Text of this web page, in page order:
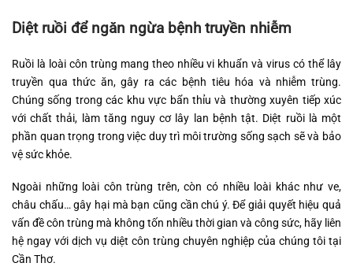
Diệt ruồi để ngăn ngừa bệnh truyền nhiễm
Ruồi là loài côn trùng mang theo nhiều vi khuẩn và virus có thể lây
truyền qua thức ăn, gây ra các bệnh tiêu hóa và nhiễm trùng.
Chúng sống trong các khu vực bẩn thỉu và thường xuyên tiếp xúc
với chất thải, làm tăng nguy cơ lây lan bệnh tật. Diệt ruồi là một
phần quan trọng trong việc duy trì môi trường sống sạch sẽ và bảo
vệ sức khỏe.
Ngoài những loài côn trùng trên, còn có nhiều loài khác như ve,
châu chấu… gây hại mà bạn cũng cần chú ý. Để giải quyết hiệu quả
vấn đề côn trùng mà không tốn nhiều thời gian và công sức, hãy liên
hệ ngay với dịch vụ diệt côn trùng chuyên nghiệp của chúng tôi tại
Cần Thơ.